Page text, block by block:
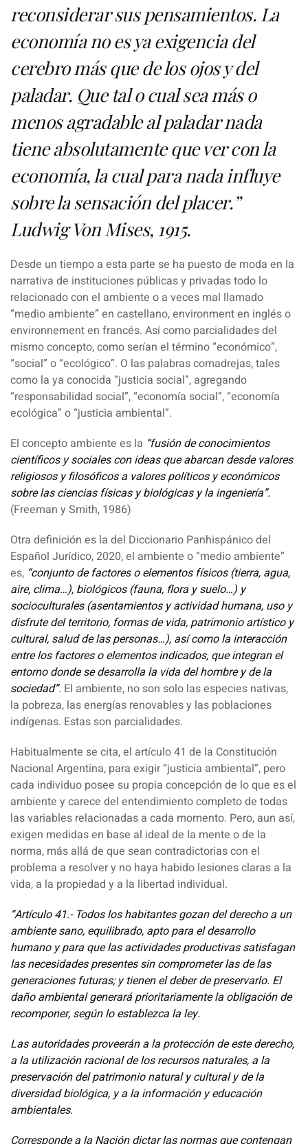
reconsiderar sus pensamientos. La
economía no es ya exigencia del
cerebro más que de los ojos y del
paladar. Que tal o cual sea más o
menos agradable al paladar nada
tiene absolutamente que ver con la
economía, la cual para nada influye
sobre la sensación del placer.”
Ludwig Von Mises, 1915.
Desde un tiempo a esta parte se ha puesto de moda en la
narrativa de instituciones públicas y privadas todo lo
relacionado con el ambiente o a veces mal llamado
“medio ambiente” en castellano, environment en inglés o
environnement en francés. Así como parcialidades del
mismo concepto, como serían el término “económico”,
“social” o “ecológico”. O las palabras comadrejas, tales
como la ya conocida “justicia social”, agregando
“responsabilidad social”, “economía social”, “economía
ecológica” o “justicia ambiental”.
El concepto ambiente es la “fusión de conocimientos
científicos y sociales con ideas que abarcan desde valores
religiosos y filosóficos a valores políticos y económicos
sobre las ciencias físicas y biológicas y la ingeniería”.
(Freeman y Smith, 1986)
Otra definición es la del Diccionario Panhispánico del
Español Jurídico, 2020, el ambiente o “medio ambiente”
es, “conjunto de factores o elementos físicos (tierra, agua,
aire, clima…), biológicos (fauna, flora y suelo…) y
socioculturales (asentamientos y actividad humana, uso y
disfrute del territorio, formas de vida, patrimonio artístico y
cultural, salud de las personas…), así como la interacción
entre los factores o elementos indicados, que integran el
entorno donde se desarrolla la vida del hombre y de la
sociedad”. El ambiente, no son solo las especies nativas,
la pobreza, las energías renovables y las poblaciones
indígenas. Estas son parcialidades.
Habitualmente se cita, el artículo 41 de la Constitución
Nacional Argentina, para exigir “justicia ambiental”, pero
cada individuo posee su propia concepción de lo que es el
ambiente y carece del entendimiento completo de todas
las variables relacionadas a cada momento. Pero, aun así,
exigen medidas en base al ideal de la mente o de la
norma, más allá de que sean contradictorias con el
problema a resolver y no haya habido lesiones claras a la
vida, a la propiedad y a la libertad individual.
“Artículo 41.- Todos los habitantes gozan del derecho a un
ambiente sano, equilibrado, apto para el desarrollo
humano y para que las actividades productivas satisfagan
las necesidades presentes sin comprometer las de las
generaciones futuras; y tienen el deber de preservarlo. El
daño ambiental generará prioritariamente la obligación de
recomponer, según lo establezca la ley.
Las autoridades proveerán a la protección de este derecho,
a la utilización racional de los recursos naturales, a la
preservación del patrimonio natural y cultural y de la
diversidad biológica, y a la información y educación
ambientales.
Corresponde a la Nación dictar las normas que contengan